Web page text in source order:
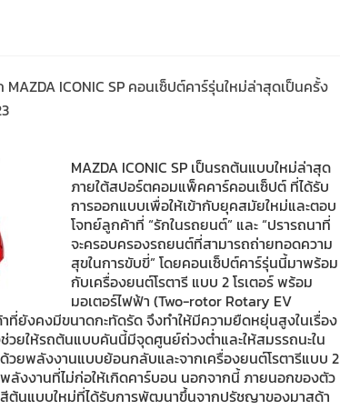
ICONIC SP คอนเซ็ปต์คาร์รุ่นใหม่ล่าสุดเป็นครั้ง
MAZDA ICONIC SP เป็นรถต้นแบบใหม่ล่าสุด
ภายใต้สปอร์ตคอมแพ็คคาร์คอนเซ็ปต์ ที่ได้รับ
การออกแบบเพื่อให้เข้ากับยุคสมัยใหม่และตอบ
โจทย์ลูกค้าที่ “รักในรถยนต์” และ “ปรารถนาที่
จะครอบครองรถยนต์ที่สามารถถ่ายทอดความ
สุขในการขับขี่” โดยคอนเซ็ปต์คาร์รุ่นนี้มาพร้อม
กับเครื่องยนต์โรตารี แบบ 2 โรเตอร์ พร้อม
มอเตอร์ไฟฟ้า (Two-rotor Rotary EV
ที่ยังคงมีขนาดกะทัดรัด จึงทำให้มีความยืดหยุ่นสูงในเรื่อง
ยให้รถต้นแบบคันนี้มีจุดศูนย์ถ่วงต่ำและให้สมรรถนะใน
วยพลังงานแบบย้อนกลับและจากเครื่องยนต์โรตารีแบบ 2
ลังงานที่ไม่ก่อให้เกิดคาร์บอน นอกจากนี้ ภายนอกของตัว
ต้นแบบใหม่ที่ได้รับการพัฒนาขึ้นจากปรัชญาของมาสด้า